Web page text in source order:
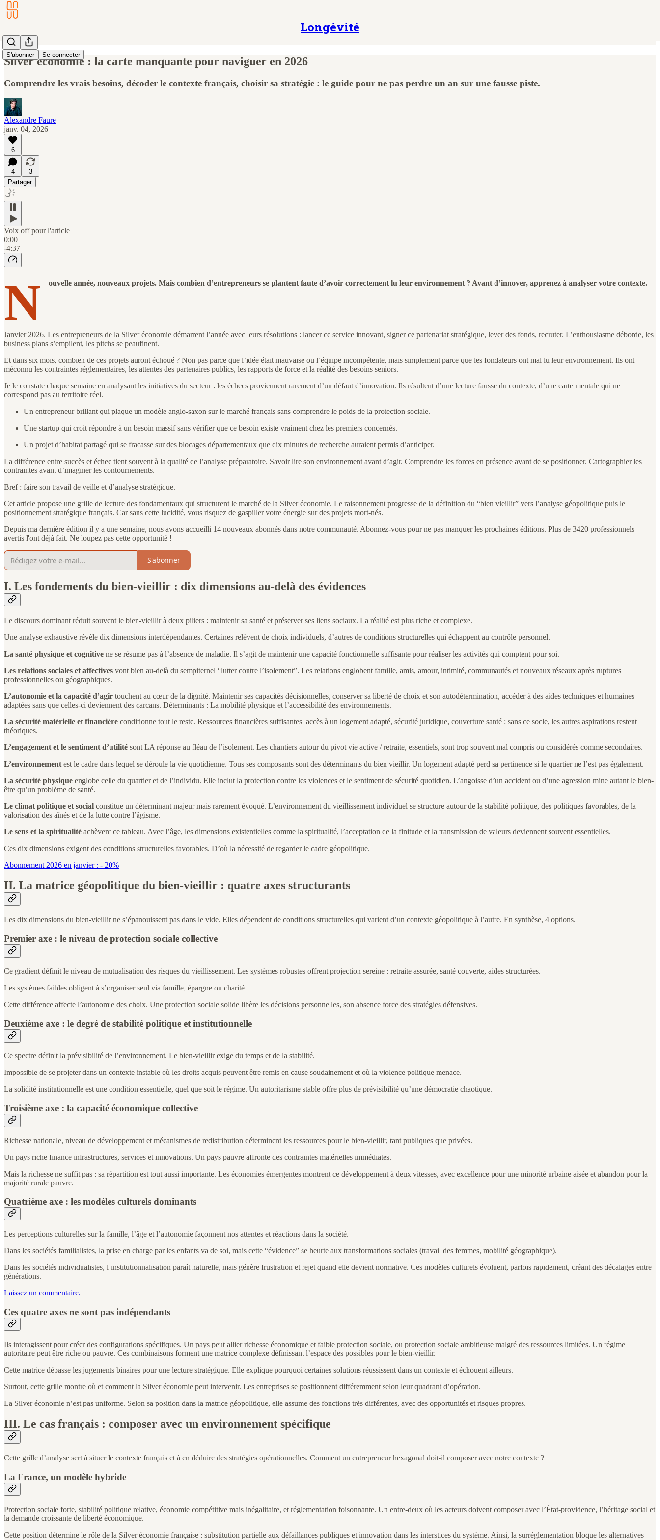
Longévité
S'abonner Se connecter
Silver économie : la carte manquante pour naviguer en 2026
Comprendre les vrais besoins, décoder le contexte français, choisir sa stratégie : le guide pour ne pas perdre un an sur une fausse piste.
Alexandre Faure
janv. 04, 2026
6
4
3
Partager
Voix off pour l'article
0:00
-4:37
N ouvelle année, nouveaux projets. Mais combien d’entrepreneurs se plantent faute d’avoir correctement lu leur environnement ? Avant d’innover, apprenez à analyser votre contexte.
Janvier 2026. Les entrepreneurs de la Silver économie démarrent l’année avec leurs résolutions : lancer ce service innovant, signer ce partenariat stratégique, lever des fonds, recruter. L’enthousiasme déborde, les
business plans s’empilent, les pitchs se peaufinent.
Et dans six mois, combien de ces projets auront échoué ? Non pas parce que l’idée était mauvaise ou l’équipe incompétente, mais simplement parce que les fondateurs ont mal lu leur environnement. Ils ont
méconnu les contraintes réglementaires, les attentes des partenaires publics, les rapports de force et la réalité des besoins seniors.
Je le constate chaque semaine en analysant les initiatives du secteur : les échecs proviennent rarement d’un défaut d’innovation. Ils résultent d’une lecture fausse du contexte, d’une carte mentale qui ne
correspond pas au territoire réel.
Un entrepreneur brillant qui plaque un modèle anglo-saxon sur le marché français sans comprendre le poids de la protection sociale.
Une startup qui croit répondre à un besoin massif sans vérifier que ce besoin existe vraiment chez les premiers concernés.
Un projet d’habitat partagé qui se fracasse sur des blocages départementaux que dix minutes de recherche auraient permis d’anticiper.
La différence entre succès et échec tient souvent à la qualité de l’analyse préparatoire. Savoir lire son environnement avant d’agir. Comprendre les forces en présence avant de se positionner. Cartographier les
contraintes avant d’imaginer les contournements.
Bref : faire son travail de veille et d’analyse stratégique.
Cet article propose une grille de lecture des fondamentaux qui structurent le marché de la Silver économie. Le raisonnement progresse de la définition du “bien vieillir” vers l’analyse géopolitique puis le
positionnement stratégique français. Car sans cette lucidité, vous risquez de gaspiller votre énergie sur des projets mort-nés.
Depuis ma dernière édition il y a une semaine, nous avons accueilli 14 nouveaux abonnés dans notre communauté. Abonnez-vous pour ne pas manquer les prochaines éditions. Plus de 3420 professionnels
avertis l'ont déjà fait. Ne loupez pas cette opportunité !
S'abonner
I. Les fondements du bien-vieillir : dix dimensions au-delà des évidences
Le discours dominant réduit souvent le bien-vieillir à deux piliers : maintenir sa santé et préserver ses liens sociaux. La réalité est plus riche et complexe.
Une analyse exhaustive révèle dix dimensions interdépendantes. Certaines relèvent de choix individuels, d’autres de conditions structurelles qui échappent au contrôle personnel.
La santé physique et cognitive ne se résume pas à l’absence de maladie. Il s’agit de maintenir une capacité fonctionnelle suffisante pour réaliser les activités qui comptent pour soi.
Les relations sociales et affectives vont bien au-delà du sempiternel “lutter contre l’isolement”. Les relations englobent famille, amis, amour, intimité, communautés et nouveaux réseaux après ruptures
professionnelles ou géographiques.
L’autonomie et la capacité d’agir touchent au cœur de la dignité. Maintenir ses capacités décisionnelles, conserver sa liberté de choix et son autodétermination, accéder à des aides techniques et humaines
adaptées sans que celles-ci deviennent des carcans. Déterminants : La mobilité physique et l’accessibilité des environnements.
La sécurité matérielle et financière conditionne tout le reste. Ressources financières suffisantes, accès à un logement adapté, sécurité juridique, couverture santé : sans ce socle, les autres aspirations restent
théoriques.
L’engagement et le sentiment d’utilité sont LA réponse au fléau de l’isolement. Les chantiers autour du pivot vie active / retraite, essentiels, sont trop souvent mal compris ou considérés comme secondaires.
L’environnement est le cadre dans lequel se déroule la vie quotidienne. Tous ses composants sont des déterminants du bien vieillir. Un logement adapté perd sa pertinence si le quartier ne l’est pas également.
La sécurité physique englobe celle du quartier et de l’individu. Elle inclut la protection contre les violences et le sentiment de sécurité quotidien. L’angoisse d’un accident ou d’une agression mine autant le bien-
être qu’un problème de santé.
Le climat politique et social constitue un déterminant majeur mais rarement évoqué. L’environnement du vieillissement individuel se structure autour de la stabilité politique, des politiques favorables, de la
valorisation des aînés et de la lutte contre l’âgisme.
Le sens et la spiritualité achèvent ce tableau. Avec l’âge, les dimensions existentielles comme la spiritualité, l’acceptation de la finitude et la transmission de valeurs deviennent souvent essentielles.
Ces dix dimensions exigent des conditions structurelles favorables. D’où la nécessité de regarder le cadre géopolitique.
Abonnement 2026 en janvier : - 20%
II. La matrice géopolitique du bien-vieillir : quatre axes structurants
Les dix dimensions du bien-vieillir ne s’épanouissent pas dans le vide. Elles dépendent de conditions structurelles qui varient d’un contexte géopolitique à l’autre. En synthèse, 4 options.
Premier axe : le niveau de protection sociale collective
Ce gradient définit le niveau de mutualisation des risques du vieillissement. Les systèmes robustes offrent projection sereine : retraite assurée, santé couverte, aides structurées.
Les systèmes faibles obligent à s’organiser seul via famille, épargne ou charité
Cette différence affecte l’autonomie des choix. Une protection sociale solide libère les décisions personnelles, son absence force des stratégies défensives.
Deuxième axe : le degré de stabilité politique et institutionnelle
Ce spectre définit la prévisibilité de l’environnement. Le bien-vieillir exige du temps et de la stabilité.
Impossible de se projeter dans un contexte instable où les droits acquis peuvent être remis en cause soudainement et où la violence politique menace.
La solidité institutionnelle est une condition essentielle, quel que soit le régime. Un autoritarisme stable offre plus de prévisibilité qu’une démocratie chaotique.
Troisième axe : la capacité économique collective
Richesse nationale, niveau de développement et mécanismes de redistribution déterminent les ressources pour le bien-vieillir, tant publiques que privées.
Un pays riche finance infrastructures, services et innovations. Un pays pauvre affronte des contraintes matérielles immédiates.
Mais la richesse ne suffit pas : sa répartition est tout aussi importante. Les économies émergentes montrent ce développement à deux vitesses, avec excellence pour une minorité urbaine aisée et abandon pour la
majorité rurale pauvre.
Quatrième axe : les modèles culturels dominants
Les perceptions culturelles sur la famille, l’âge et l’autonomie façonnent nos attentes et réactions dans la société.
Dans les sociétés familialistes, la prise en charge par les enfants va de soi, mais cette “évidence” se heurte aux transformations sociales (travail des femmes, mobilité géographique).
Dans les sociétés individualistes, l’institutionnalisation paraît naturelle, mais génère frustration et rejet quand elle devient normative. Ces modèles culturels évoluent, parfois rapidement, créant des décalages entre
générations.
Laissez un commentaire.
Ces quatre axes ne sont pas indépendants
Ils interagissent pour créer des configurations spécifiques. Un pays peut allier richesse économique et faible protection sociale, ou protection sociale ambitieuse malgré des ressources limitées. Un régime
autoritaire peut être riche ou pauvre. Ces combinaisons forment une matrice complexe définissant l’espace des possibles pour le bien-vieillir.
Cette matrice dépasse les jugements binaires pour une lecture stratégique. Elle explique pourquoi certaines solutions réussissent dans un contexte et échouent ailleurs.
Surtout, cette grille montre où et comment la Silver économie peut intervenir. Les entreprises se positionnent différemment selon leur quadrant d’opération.
La Silver économie n’est pas uniforme. Selon sa position dans la matrice géopolitique, elle assume des fonctions très différentes, avec des opportunités et risques propres.
III. Le cas français : composer avec un environnement spécifique
Cette grille d’analyse sert à situer le contexte français et à en déduire des stratégies opérationnelles. Comment un entrepreneur hexagonal doit-il composer avec notre contexte ?
La France, un modèle hybride
Protection sociale forte, stabilité politique relative, économie compétitive mais inégalitaire, et réglementation foisonnante. Un entre-deux où les acteurs doivent composer avec l’État-providence, l’héritage social et
la demande croissante de liberté économique.
Cette position détermine le rôle de la Silver économie française : substitution partielle aux défaillances publiques et innovation dans les interstices du système. Ainsi, la surréglementation bloque les alternatives